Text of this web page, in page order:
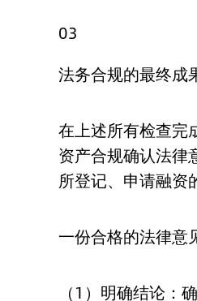
03
法务合规的最终成
在上述所有检查完
资产合规确认法律
所登记、申请融资
一份合格的法律意
（1）明确结论：